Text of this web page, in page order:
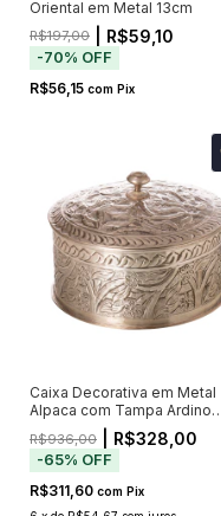
Oriental em Metal 13cm
R$197,00 | R$59,10
-70% OFF
R$56,15 com Pix
Caixa Decorativa em Metal
Alpaca com Tampa Ardino
29x29x6cm
R$936,00 | R$328,00
-65% OFF
R$311,60 com Pix